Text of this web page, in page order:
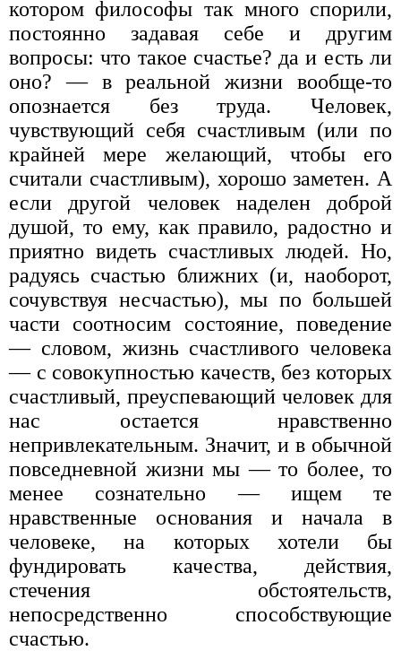
котором философы так много спорили,
постоянно задавая себе и другим
вопросы: что такое счастье? да и есть ли
оно? — в реальной жизни вообще-то
опознается без труда. Человек,
чувствующий себя счастливым (или по
крайней мере желающий, чтобы его
считали счастливым), хорошо заметен. А
если другой человек наделен доброй
душой, то ему, как правило, радостно и
приятно видеть счастливых людей. Но,
радуясь счастью ближних (и, наоборот,
сочувствуя несчастью), мы по большей
части соотносим состояние, поведение
— словом, жизнь счастливого человека
— с совокупностью качеств, без которых
счастливый, преуспевающий человек для
нас остается нравственно
непривлекательным. Значит, и в обычной
повседневной жизни мы — то более, то
менее сознательно — ищем те
нравственные основания и начала в
человеке, на которых хотели бы
фундировать качества, действия,
стечения обстоятельств,
непосредственно способствующие
счастью.